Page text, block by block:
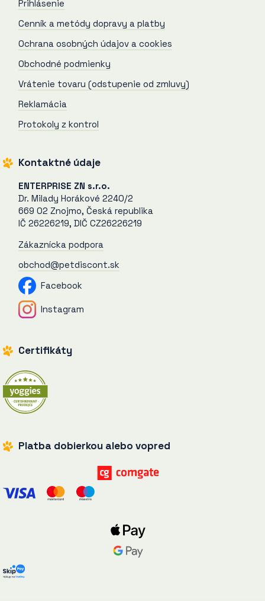
Prihlásenie
Cenník a metódy dopravy a platby
Ochrana osobných údajov a cookies
Obchodné podmienky
Vrátenie tovaru (odstupenie od zmluvy)
Reklamácia
Protokoly z kontrol
Kontaktné údaje
ENTERPRISE ZN s.r.o.
Dr. Milady Horákové 2240/2
669 02 Znojmo, Česká republika
IČ 26226219, DIČ CZ26226219
Zákaznícka podpora
obchod@petdiscont.sk
Facebook
Instagram
Certifikáty
Platba dobierkou alebo vopred